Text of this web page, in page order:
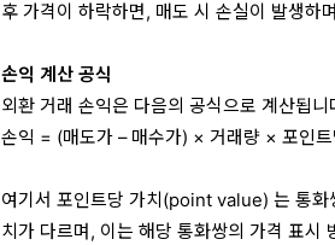
후 가격이 하락하면, 매도 시 손실이 발생하
손익 계산 공식
외환 거래 손익은 다음의 공식으로 계산됩니
손익 = (매도가 – 매수가) × 거래량 × 포인트
여기서 포인트당 가치(point value) 는 통화
치가 다르며, 이는 해당 통화쌍의 가격 표